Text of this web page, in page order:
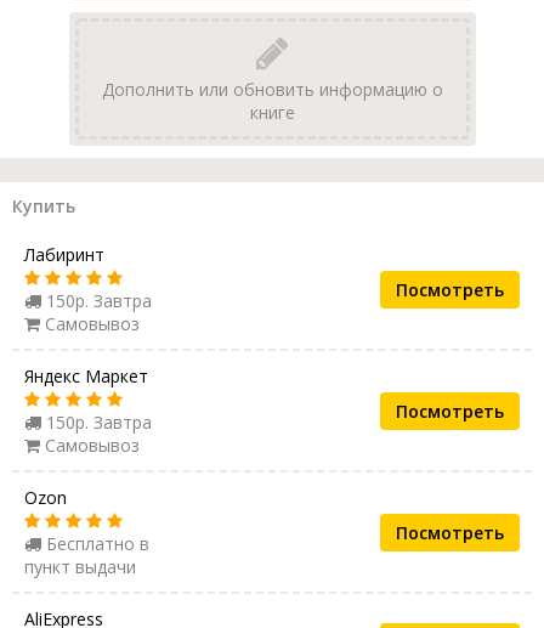
Дополнить или обновить информацию о
книге
Купить
Лабиринт
150р. Завтра
Самовывоз
Посмотреть
Яндекс Маркет
150р. Завтра
Самовывоз
Посмотреть
Ozon
Бесплатно в
пункт выдачи
Посмотреть
AliExpress